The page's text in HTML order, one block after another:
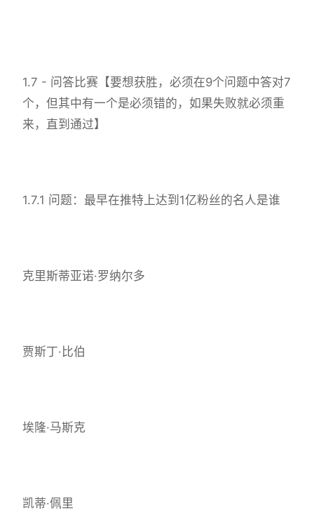
1.7 - 问答比赛【要想获胜，必须在9个问题中答对7
个，但其中有一个是必须错的，如果失败就必须重
来，直到通过】
1.7.1 问题：最早在推特上达到1亿粉丝的名人是谁
克里斯蒂亚诺·罗纳尔多
贾斯丁·比伯
埃隆·马斯克
凯蒂·佩里